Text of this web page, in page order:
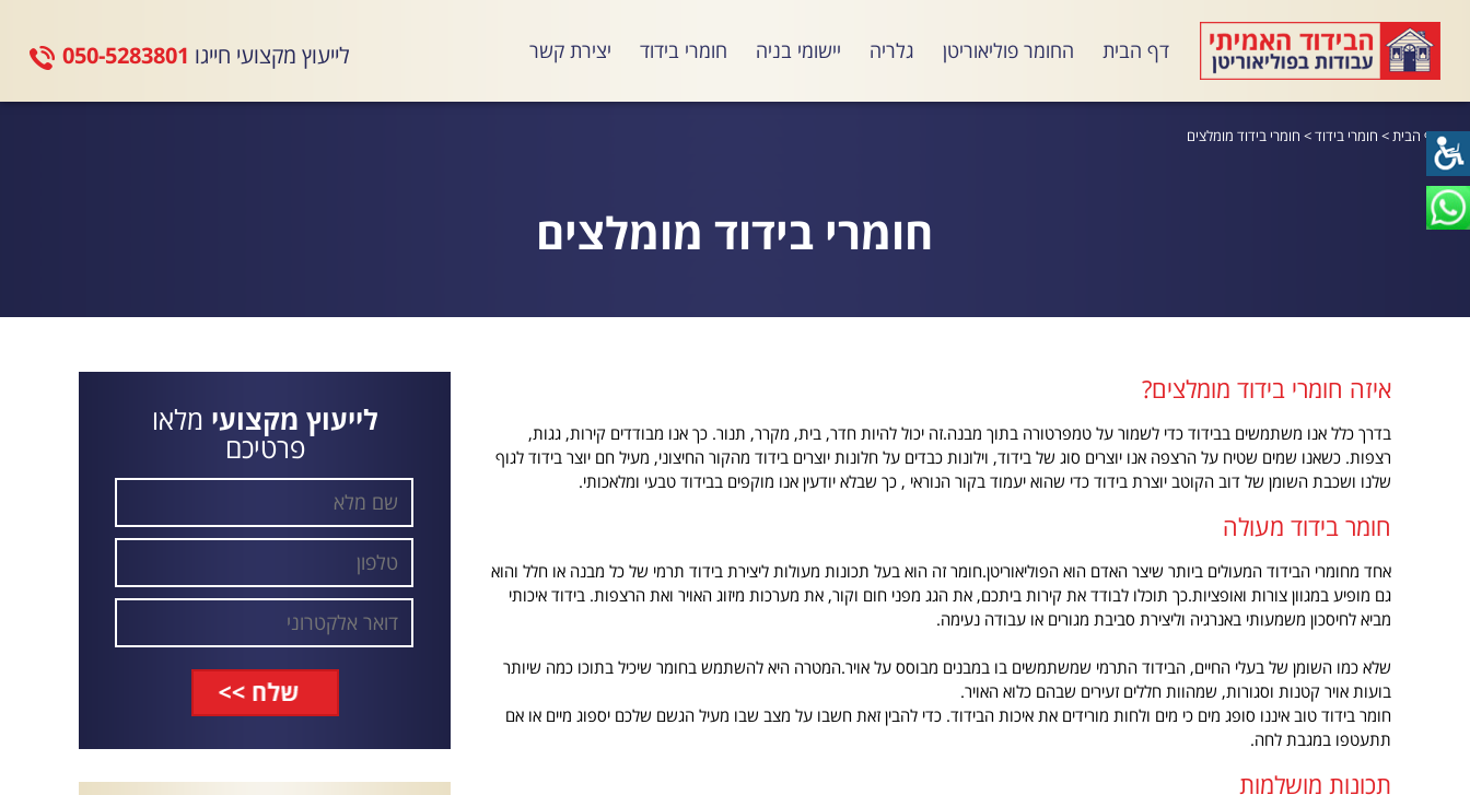
דף הבית החומר פוליאוריטן גלריה יישומי בניה חומרי בידוד יצירת קשר לייעוץ מקצועי חייגו 050-5283801
דף הבית> חומרי בידוד> חומרי בידוד מומלצים
חומרי בידוד מומלצים
לייעוץ מקצועי מלאו
פרטיכם
איזה חומרי בידוד מומלצים?
בדרך כלל אנו משתמשים בבידוד כדי לשמור על טמפרטורה בתוך מבנה.זה יכול להיות חדר, בית, מקרר, תנור. כך אנו מבודדים קירות, גגות,
רצפות. כשאנו שמים שטיח על הרצפה אנו יוצרים סוג של בידוד, וילונות כבדים על חלונות יוצרים בידוד מהקור החיצוני, מעיל חם יוצר בידוד לגוף
שלנו ושכבת השומן של דוב הקוטב יוצרת בידוד כדי שהוא יעמוד בקור הנוראי , כך שבלא יודעין אנו מוקפים בבידוד טבעי ומלאכותי.
חומר בידוד מעולה
אחד מחומרי הבידוד המעולים ביותר שיצר האדם הוא הפוליאוריטן.חומר זה הוא בעל תכונות מעולות ליצירת בידוד תרמי של כל מבנה או חלל והוא
גם מופיע במגוון צורות ואופציות.כך תוכלו לבודד את קירות ביתכם, את הגג מפני חום וקור, את מערכות מיזוג האויר ואת הרצפות. בידוד איכותי
מביא לחיסכון משמעותי באנרגיה וליצירת סביבת מגורים או עבודה נעימה.
שלא כמו השומן של בעלי החיים, הבידוד התרמי שמשתמשים בו במבנים מבוסס על אויר.המטרה היא להשתמש בחומר שיכיל בתוכו כמה שיותר
בועות אויר קטנות וסגורות, שמהוות חללים זעירים שבהם כלוא האויר.
חומר בידוד טוב איננו סופג מים כי מים ולחות מורידים את איכות הבידוד. כדי להבין זאת חשבו על מצב שבו מעיל הגשם שלכם יספוג מיים או אם
תתעטפו במגבת לחה.
תכונות מושלמות